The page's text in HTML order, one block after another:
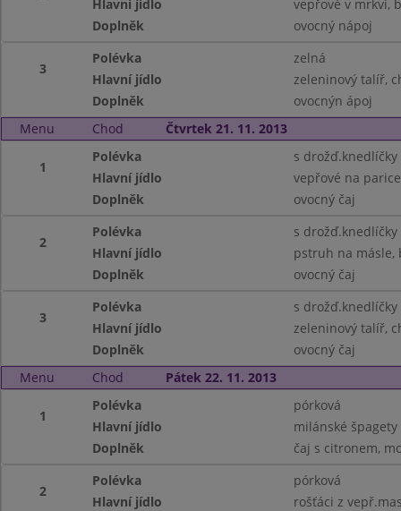
Hlavní jídlo
vepřové v mrkvi,
Doplněk
ovocný nápoj
3
Polévka
zelná
Hlavní jídlo
zeleninový talíř,
Doplněk
ovocnýn ápoj
Menu
Chod Čtvrtek 21. 11. 2013
1
Polévka
s drožď.knedlíčky
Hlavní jídlo
vepřové na
Doplněk
ovocný čaj
2
Polévka
s drožď.knedlíčky
Hlavní jídlo
pstruh na másle,
Doplněk
ovocný čaj
3
Polévka
s drožď.knedlíčky
Hlavní jídlo
zeleninový talíř,
Doplněk
ovocný čaj
Menu
Chod Pátek 22. 11. 2013
1
Polévka
pórková
Hlavní jídlo
milánské špagety
Doplněk
čaj s citronem,
2
Polévka
pórková
Hlavní jídlo
rošťáci z